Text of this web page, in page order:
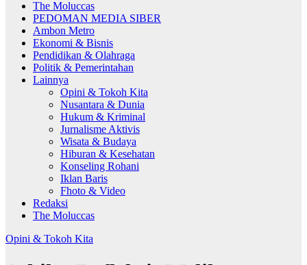
The Moluccas
PEDOMAN MEDIA SIBER
Ambon Metro
Ekonomi & Bisnis
Pendidikan & Olahraga
Politik & Pemerintahan
Lainnya
Opini & Tokoh Kita
Nusantara & Dunia
Hukum & Kriminal
Jurnalisme Aktivis
Wisata & Budaya
Hiburan & Kesehatan
Konseling Rohani
Iklan Baris
Fhoto & Video
Redaksi
The Moluccas
Opini & Tokoh Kita